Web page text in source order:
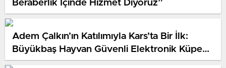
Beraberlik İçinde Hizmet Diyoruz”
Adem Çalkın’ın Katılımıyla Kars’ta Bir İlk:
Büyükbaş Hayvan Güvenli Elektronik Küpe
Programı Başlatıldıu